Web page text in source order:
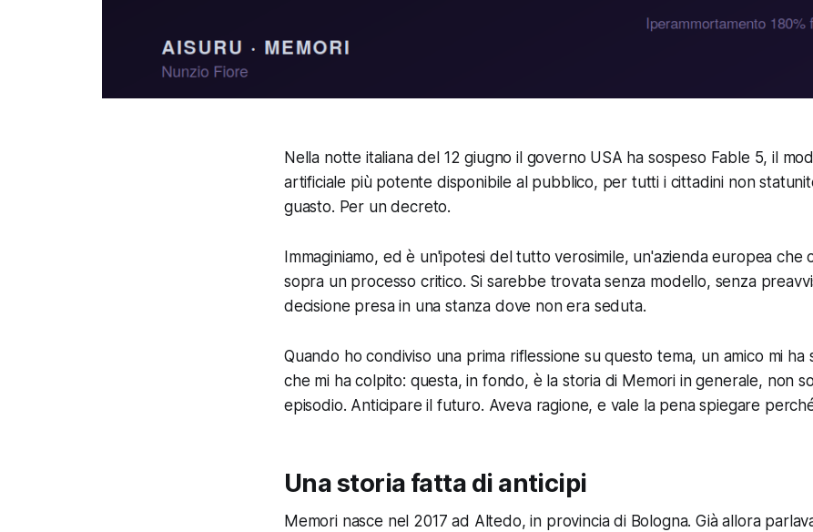
Nella notte italiana del 12 giugno il governo USA ha sospeso Fable 5, il
artificiale più potente disponibile al pubblico, per tutti i cittadini non
guasto. Per un decreto.
Immaginiamo, ed è un'ipotesi del tutto verosimile, un'azienda europea che
sopra un processo critico. Si sarebbe trovata senza modello, senza
decisione presa in una stanza dove non era seduta.
Quando ho condiviso una prima riflessione su questo tema, un amico mi ha
che mi ha colpito: questa, in fondo, è la storia di Memori in generale, non
episodio. Anticipare il futuro. Aveva ragione, e vale la pena spiegare
Una storia fatta di anticipi
Memori nasce nel 2017 ad Altedo, in provincia di Bologna. Già allora